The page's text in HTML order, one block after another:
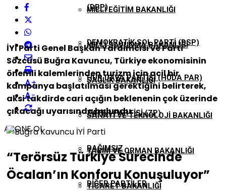
(DBP)
DEMOKRATIK SOL PARTI (DSP)
HÜR DAVA PARTISI (HÜDA PAR)
ZAFER PARTISI (ZP)
BAĞIMSIZ
DIĞER PARTILER
MILLI EĞITIM BAKANLIĞI
MILLI SAVUNMA BAKANLIĞI
SAĞLIK BAKANLIĞI
SANAYI VE TEKNOLOJI BAKANLIĞI
TARIM VE ORMAN BAKANLIĞI
TICARET BAKANLIĞI
+
-
ABONE OL
İYİ Parti Genel Başkan Yardımcısı ve Parti
Sözcüsü Buğra Kavuncu, Türkiye ekonomisinin
önemli kalemlerinden turizm için acil bir
kampanya başlatılması gerektiğini belirterek,
aksi takdirde cari açığın beklenenin çok üzerinde
çıkacağı uyarısında bulundu.
“Terörsüz Türkiye Sürecinde
Öcalan’ın Konforu Konuşuluyor”